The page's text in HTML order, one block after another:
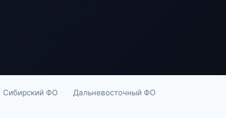
Сибирский ФО Дальневосточный ФО